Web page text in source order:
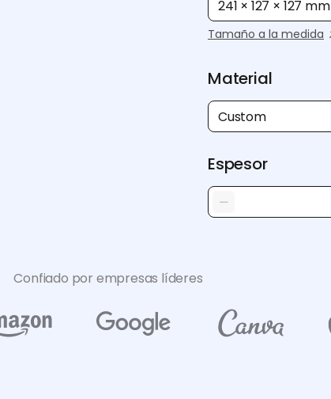
241 × 127 × 127 mm
Tamaño a la medida
Material
Custom
Espesor
Confiado por empresas líderes